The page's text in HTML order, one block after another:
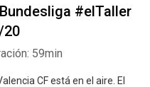
#elTaller
20
59min
CF está en el aire. El